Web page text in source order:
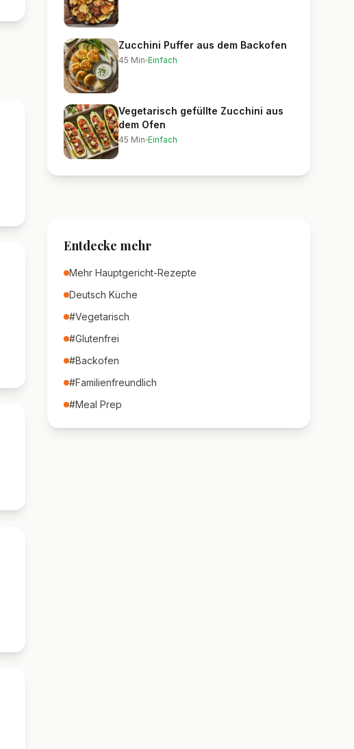
Zucchini Puffer aus dem Backofen
45 Min Einfach
Vegetarisch gefüllte Zucchini aus
dem Ofen
45 Min Einfach
Entdecke mehr
Mehr Hauptgericht-Rezepte
Deutsch Küche
#Vegetarisch
#Glutenfrei
#Backofen
#Familienfreundlich
#Meal Prep